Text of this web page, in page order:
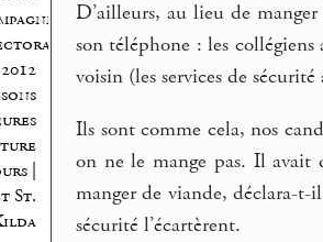
2012
|
St.
D’ailleurs, au lieu de
son téléphone : les
voisin (les services de
Ils sont comme cela, nos
on ne le mange pas. Il avait
manger de viande, déclara-t-
sécurité l’écartèrent.